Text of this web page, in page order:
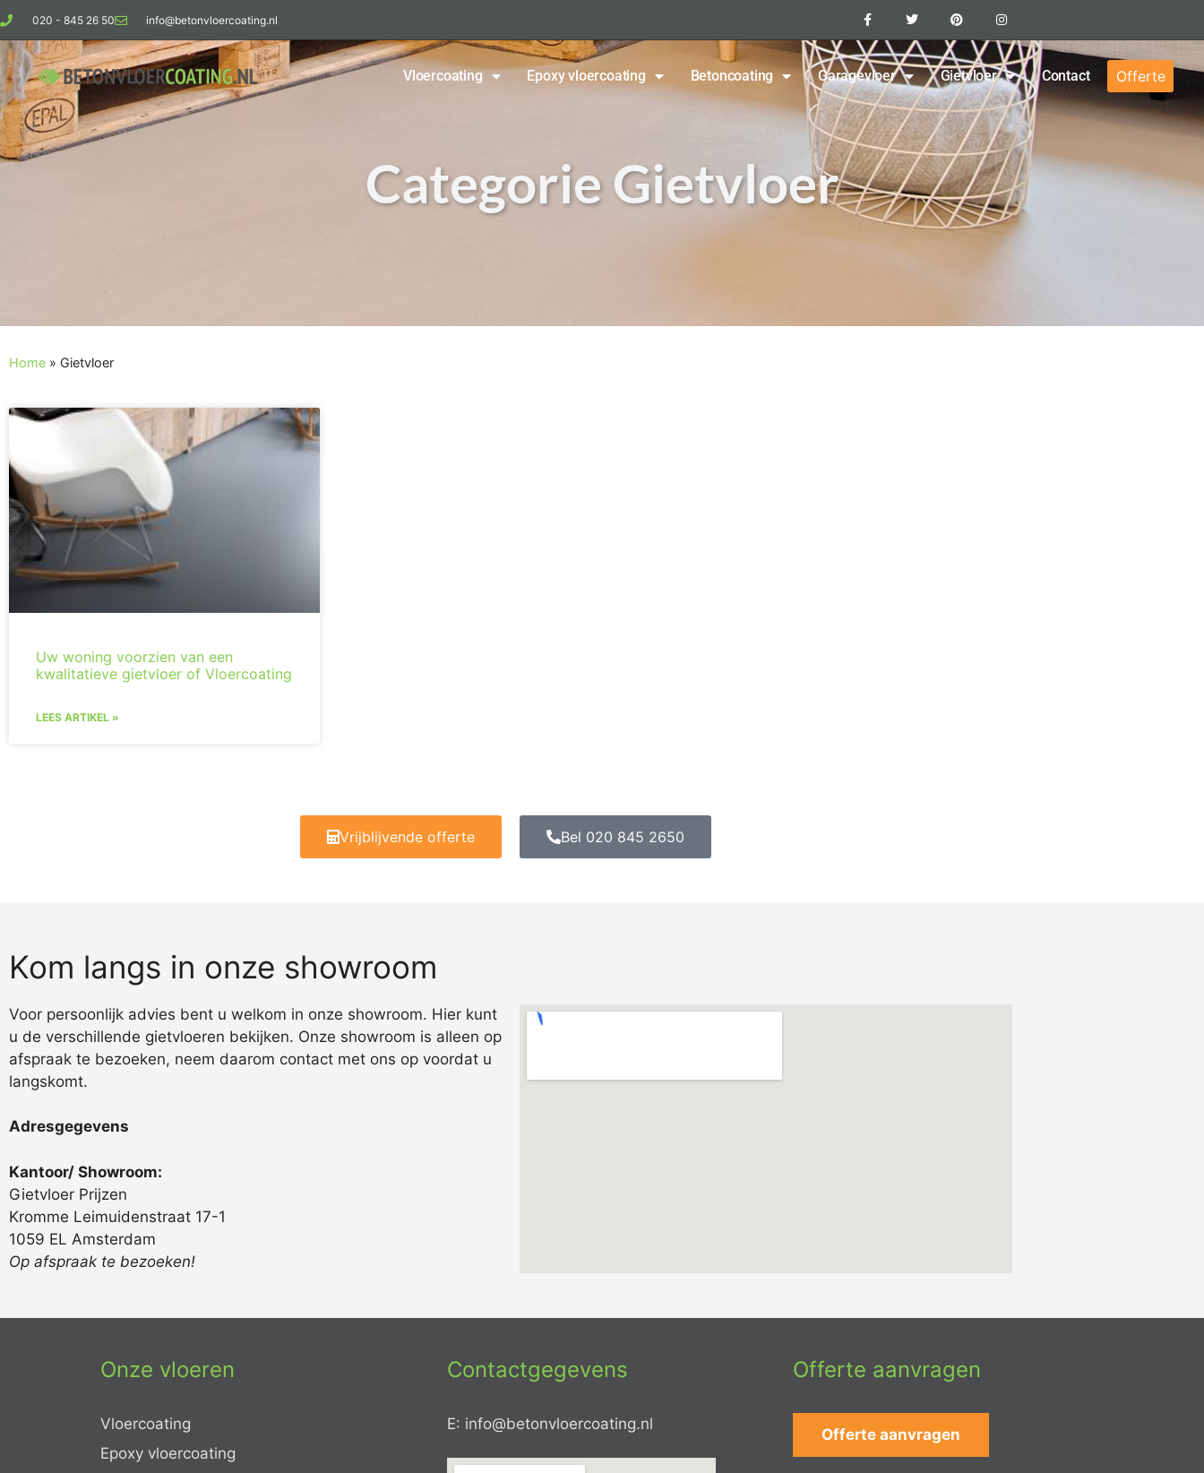
020 - 845 26 50 info@betonvloercoating.nl
Vloercoating Epoxy vloercoating Betoncoating Garagevloer Gietvloer Contact Offerte
Categorie Gietvloer
Home » Gietvloer
Uw woning voorzien van een
kwalitatieve gietvloer of Vloercoating
LEES ARTIKEL »
Vrijblijvende offerte Bel 020 845 2650
Kom langs in onze showroom
Voor persoonlijk advies bent u welkom in onze showroom. Hier kunt
u de verschillende gietvloeren bekijken. Onze showroom is alleen op
afspraak te bezoeken, neem daarom contact met ons op voordat u
langskomt.
Adresgegevens
Kantoor/ Showroom:
Gietvloer Prijzen
Kromme Leimuidenstraat 17-1
1059 EL Amsterdam
Op afspraak te bezoeken!
Onze vloeren
Vloercoating
Epoxy vloercoating
Contactgegevens
E: info@betonvloercoating.nl
Offerte aanvragen
Offerte aanvragen